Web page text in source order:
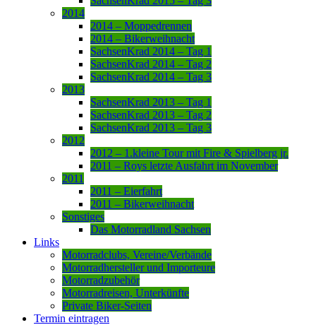
2014
2014 – Moppedrennen
2014 – Bikerweihnacht
SachsenKrad 2014 – Tag 1
SachsenKrad 2014 – Tag 2
SachsenKrad 2014 – Tag 3
2013
SachsenKrad 2013 – Tag 1
SachsenKrad 2013 – Tag 2
SachsenKrad 2013 – Tag 3
2012
2012 – 1.kleine Tour mit Fire & Spielberg jr.
2011 – Roys letzte Ausfahrt im November
2011
2011 – Eierfahrt
2011 – Bikerweihnacht
Sonstiges
Das Motorradland Sachsen
Links
Motorradclubs, Vereine/Verbände
Motorradhersteller und Importeure
Motorradzubehör
Motorradreisen, Unterkünfte
Private Biker-Seiten
Termin eintragen